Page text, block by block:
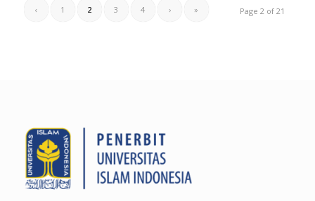
Page 2 of 21
‹ 1 2 3 4 › »